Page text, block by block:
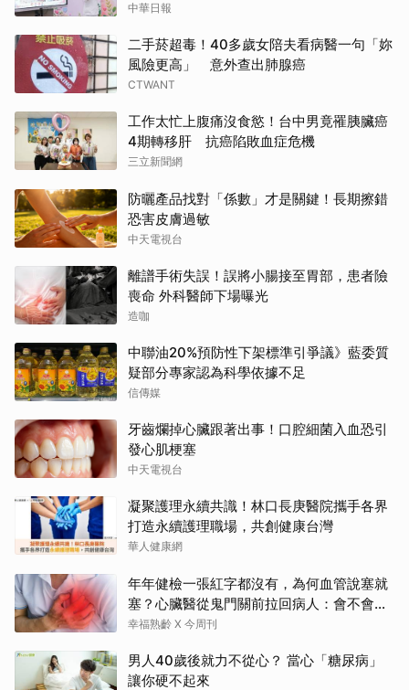
中華日報
二手菸超毒！40多歲女陪夫看病醫一句「妳
風險更高」 意外查出肺腺癌
CTWANT
工作太忙上腹痛沒食慾！台中男竟罹胰臟癌
4期轉移肝 抗癌陷敗血症危機
三立新聞網
防曬產品找對「係數」才是關鍵！長期擦錯
恐害皮膚過敏
中天電視台
離譜手術失誤！誤將小腸接至胃部，患者險
喪命 外科醫師下場曝光
造咖
中聯油20%預防性下架標準引爭議》藍委質
疑部分專家認為科學依據不足
信傳媒
牙齒爛掉心臟跟著出事！口腔細菌入血恐引
發心肌梗塞
中天電視台
凝聚護理永續共識！林口長庚醫院攜手各界
打造永續護理職場，共創健康台灣
華人健康網
年年健檢一張紅字都沒有，為何血管說塞就
塞？心臟醫從鬼門關前拉回病人：會不會心
梗要看對數字
幸福熟齡 X 今周刊
男人40歲後就力不從心？ 當心「糖尿病」
讓你硬不起來